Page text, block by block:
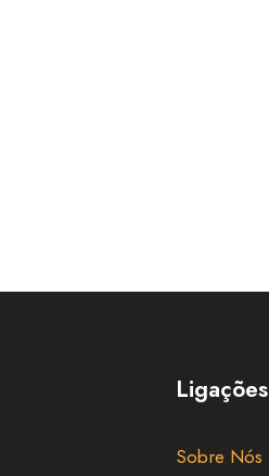
Ligações
Sobre Nós